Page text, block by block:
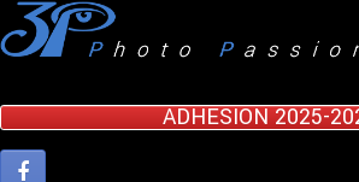
Skip
to
content
ADHESION 2025-